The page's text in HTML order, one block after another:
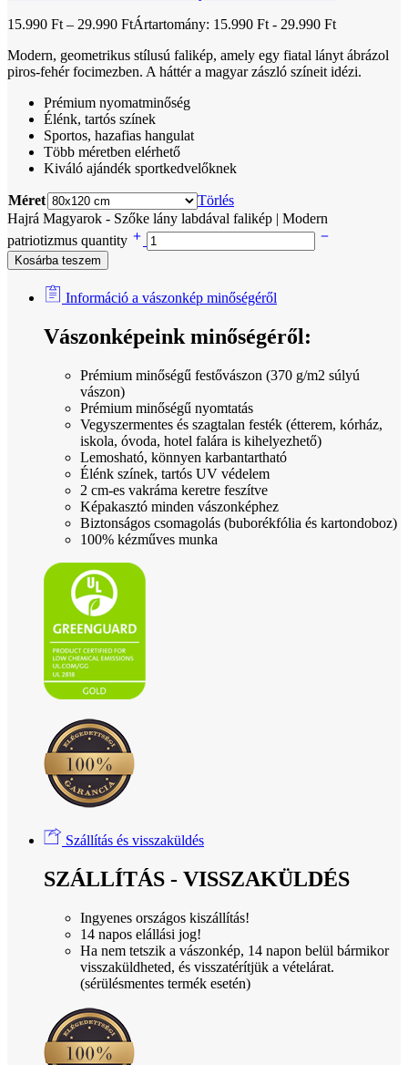
15.990 Ft – 29.990 FtÁrtartomány: 15.990 Ft - 29.990 Ft
Modern, geometrikus stílusú falikép, amely egy fiatal lányt ábrázol
piros-fehér focimezben. A háttér a magyar zászló színeit idézi.
Prémium nyomatminőség
Élénk, tartós színek
Sportos, hazafias hangulat
Több méretben elérhető
Kiváló ajándék sportkedvelőknek
Méret
Törlés
Hajrá Magyarok - Szőke lány labdával falikép | Modern
patriotizmus quantity
Kosárba teszem
Információ a vászonkép minőségéről
Vászonképeink minőségéről:
Prémium minőségű festővászon (370 g/m2 súlyú
vászon)
Prémium minőségű nyomtatás
Vegyszermentes és szagtalan festék (étterem, kórház,
iskola, óvoda, hotel falára is kihelyezhető)
Lemosható, könnyen karbantartható
Élénk színek, tartós UV védelem
2 cm-es vakráma keretre feszítve
Képakasztó minden vászonképhez
Biztonságos csomagolás (buborékfólia és kartondoboz)
100% kézműves munka
Szállítás és visszaküldés
SZÁLLÍTÁS - VISSZAKÜLDÉS
Ingyenes országos kiszállítás!
14 napos elállási jog!
Ha nem tetszik a vászonkép, 14 napon belül bármikor
visszaküldheted, és visszatérítjük a vételárat.
(sérülésmentes termék esetén)